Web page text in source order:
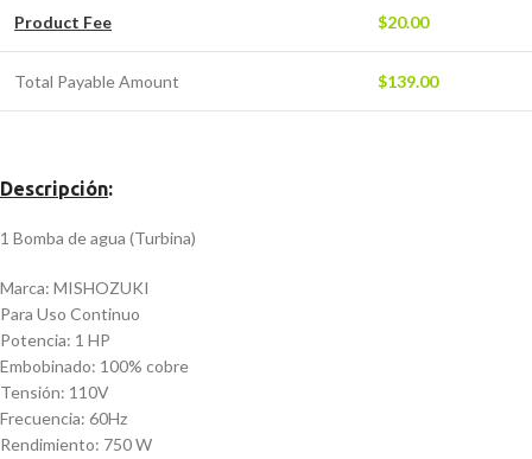
Product Fee $20.00
Total Payable Amount $139.00
Descripción:
1 Bomba de agua (Turbina)
Marca: MISHOZUKI
Para Uso Continuo
Potencia: 1 HP
Embobinado: 100% cobre
Tensión: 110V
Frecuencia: 60Hz
Rendimiento: 750 W